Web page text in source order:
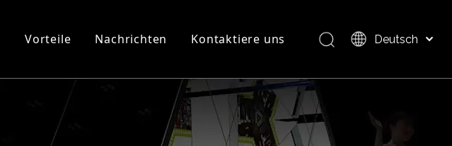
Produktübersicht
Vorteile Nachrichten Kontaktiere uns Deutsch
العربية
日本語
Pусский